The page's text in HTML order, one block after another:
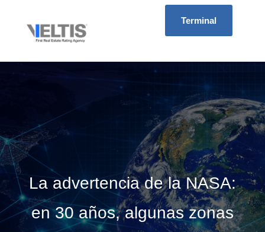
Terminal
La advertencia de la NASA:
en 30 años, algunas zonas